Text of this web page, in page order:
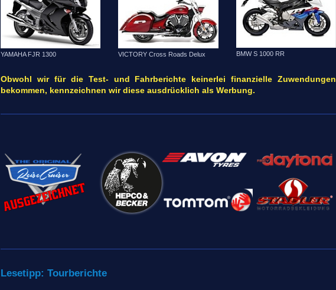
YAMAHA FJR 1300 VICTORY Cross Roads Delux BMW S 1000 RR
Obwohl wir für die Test- und Fahrberichte keinerlei finanzielle Zuwendungen
bekommen, kennzeichnen wir diese ausdrücklich als Werbung.
Lesetipp: Tourberichte